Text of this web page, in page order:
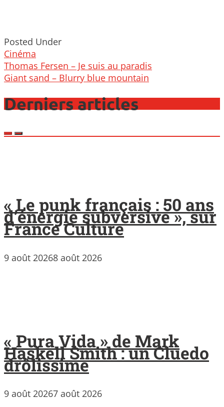
Posted Under
Cinéma
Post
navigation
Thomas Fersen – Je suis au paradis
Giant sand – Blurry blue mountain
Derniers articles
« Le punk français : 50 ans
d’énergie subversive », sur
France Culture
9 août 20268 août 2026
« Pura Vida » de Mark
Haskell Smith : un Cluedo
drôlissime
9 août 20267 août 2026